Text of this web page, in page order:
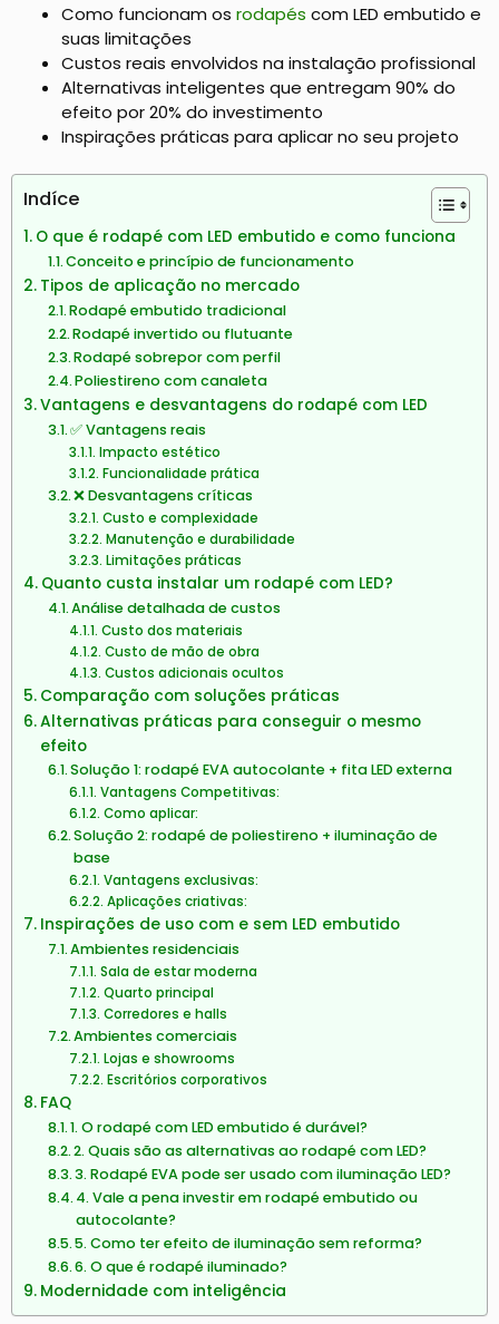
Como funcionam os rodapés com LED embutido e
suas limitações
Custos reais envolvidos na instalação profissional
Alternativas inteligentes que entregam 90% do
efeito por 20% do investimento
Inspirações práticas para aplicar no seu projeto
Indíce
O que é rodapé com LED embutido e como funciona
Conceito e princípio de funcionamento
Tipos de aplicação no mercado
Rodapé embutido tradicional
Rodapé invertido ou flutuante
Rodapé sobrepor com perfil
Poliestireno com canaleta
Vantagens e desvantagens do rodapé com LED
✅ Vantagens reais
Impacto estético
Funcionalidade prática
❌ Desvantagens críticas
Custo e complexidade
Manutenção e durabilidade
Limitações práticas
Quanto custa instalar um rodapé com LED?
Análise detalhada de custos
Custo dos materiais
Custo de mão de obra
Custos adicionais ocultos
Comparação com soluções práticas
Alternativas práticas para conseguir o mesmo
efeito
Solução 1: rodapé EVA autocolante + fita LED externa
Vantagens Competitivas:
Como aplicar:
Solução 2: rodapé de poliestireno + iluminação de
base
Vantagens exclusivas:
Aplicações criativas:
Inspirações de uso com e sem LED embutido
Ambientes residenciais
Sala de estar moderna
Quarto principal
Corredores e halls
Ambientes comerciais
Lojas e showrooms
Escritórios corporativos
FAQ
1. O rodapé com LED embutido é durável?
2. Quais são as alternativas ao rodapé com LED?
3. Rodapé EVA pode ser usado com iluminação LED?
4. Vale a pena investir em rodapé embutido ou
autocolante?
5. Como ter efeito de iluminação sem reforma?
6. O que é rodapé iluminado?
Modernidade com inteligência